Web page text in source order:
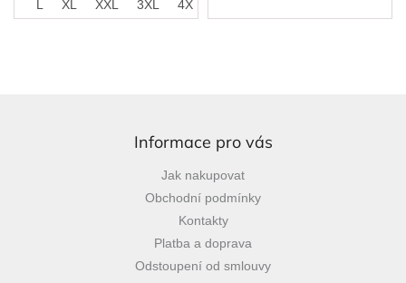
L XL XXL 3XL 4XL
Informace pro vás
Jak nakupovat
Obchodní podmínky
Kontakty
Platba a doprava
Odstoupení od smlouvy